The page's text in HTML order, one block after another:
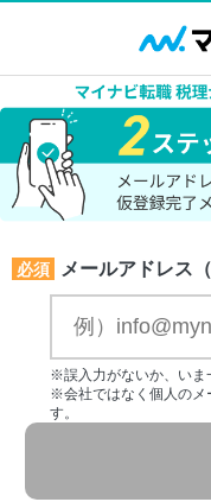
必須 メールアドレス
※誤入力がないか、いま
※会社ではなく個人のメ
す。